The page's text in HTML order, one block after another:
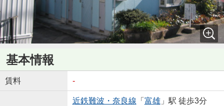
基本情報
賃料 -
近鉄難波・奈良線 「 富雄」駅 徒歩3分